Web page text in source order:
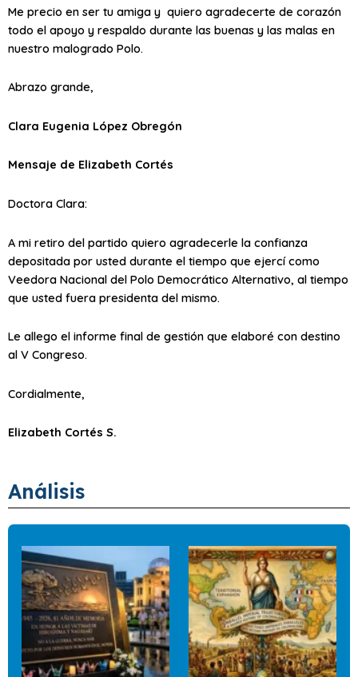
Me precio en ser tu amiga y quiero agradecerte de corazón
todo el apoyo y respaldo durante las buenas y las malas en
nuestro malogrado Polo.
Abrazo grande,
Clara Eugenia López Obregón
Mensaje de Elizabeth Cortés
Doctora Clara:
A mi retiro del partido quiero agradecerle la confianza
depositada por usted durante el tiempo que ejercí como
Veedora Nacional del Polo Democrático Alternativo, al tiempo
que usted fuera presidenta del mismo.
Le allego el informe final de gestión que elaboré con destino
al V Congreso.
Cordialmente,
Elizabeth Cortés S.
Análisis